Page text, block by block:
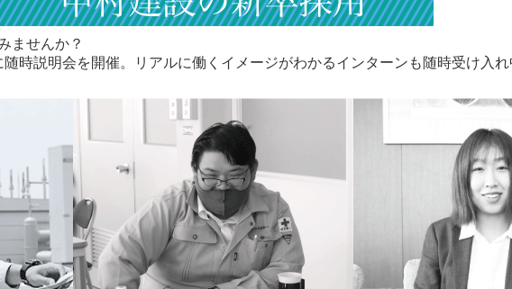
ませんか？
時説明会を開催。リアルに働くイメージがわかるインターンも随時受け入れ